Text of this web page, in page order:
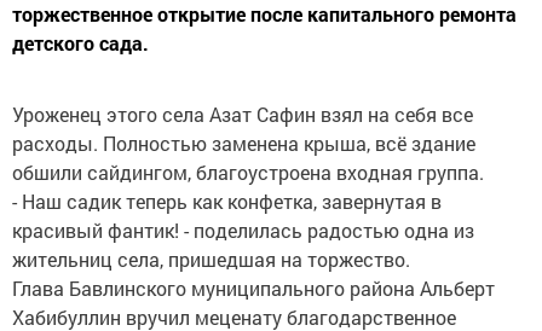
торжественное открытие после капитального ремонта
детского сада.
Уроженец этого села Азат Сафин взял на себя все
расходы. Полностью заменена крыша, всё здание
обшили сайдингом, благоустроена входная группа.
- Наш садик теперь как конфетка, завернутая в
красивый фантик! - поделилась радостью одна из
жительниц села, пришедшая на торжество.
Глава Бавлинского муниципального района Альберт
Хабибуллин вручил меценату благодарственное